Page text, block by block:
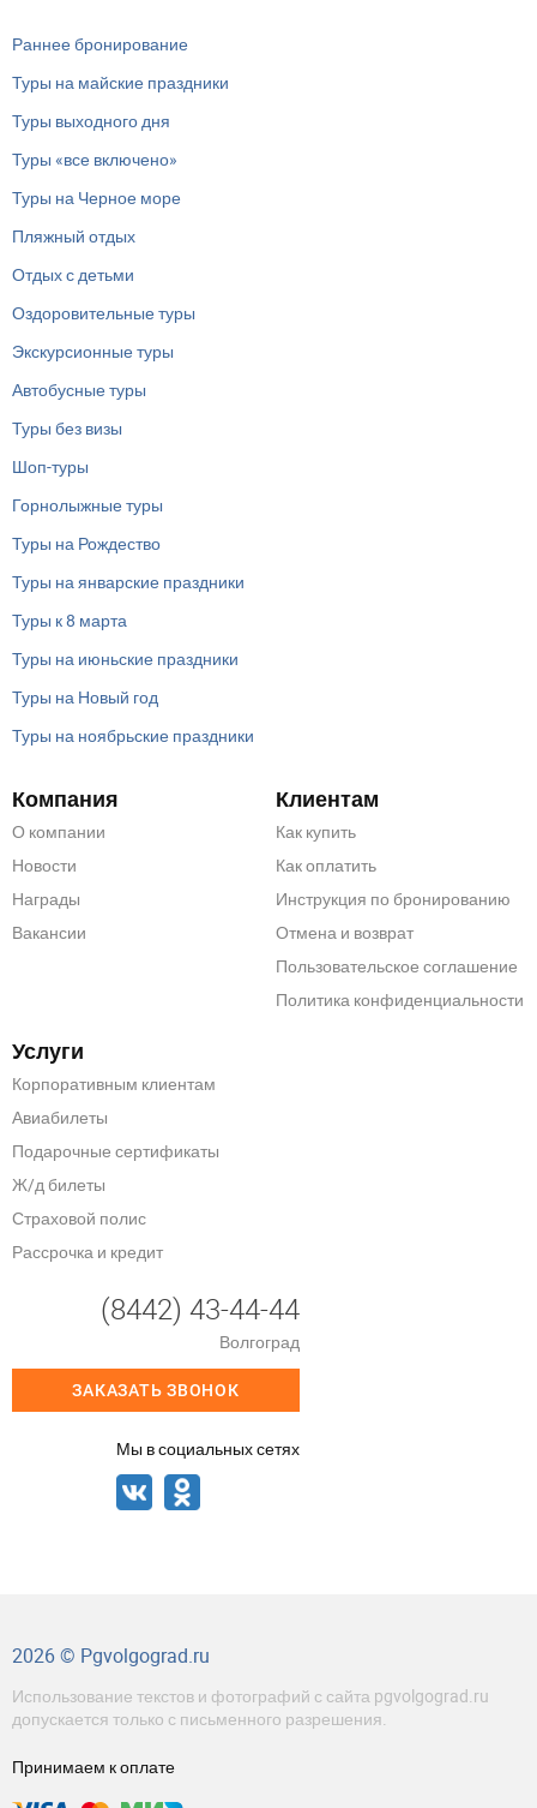
Раннее бронирование
Туры на майские праздники
Туры выходного дня
Туры «все включено»
Туры на Черное море
Пляжный отдых
Отдых с детьми
Оздоровительные туры
Экскурсионные туры
Автобусные туры
Туры без визы
Шоп-туры
Горнолыжные туры
Туры на Рождество
Туры на январские праздники
Туры к 8 марта
Туры на июньские праздники
Туры на Новый год
Туры на ноябрьские праздники
Компания
О компании
Новости
Награды
Вакансии
Клиентам
Как купить
Как оплатить
Инструкция по бронированию
Отмена и возврат
Пользовательское соглашение
Политика конфиденциальности
Услуги
Корпоративным клиентам
Авиабилеты
Подарочные сертификаты
Ж/д билеты
Страховой полис
Рассрочка и кредит
(8442) 43-44-44
Волгоград
ЗАКАЗАТЬ ЗВОНОК
Мы в социальных сетях
2026 © Pgvolgograd.ru
Использование текстов и фотографий с сайта pgvolgograd.ru
допускается только с письменного разрешения.
Принимаем к оплате